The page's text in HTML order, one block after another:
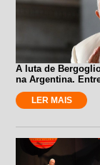
A luta de
na Argentina.
LER MAIS